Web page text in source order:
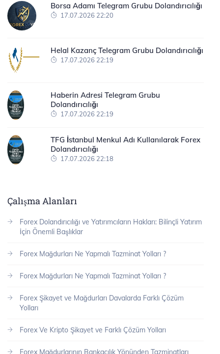
Borsa Adamı Telegram Grubu Dolandırıcılığı
17.07.2026 22:20
Helal Kazanç Telegram Grubu Dolandırıcılığı
17.07.2026 22:19
Haberin Adresi Telegram Grubu
Dolandırıcılığı
17.07.2026 22:19
TFG İstanbul Menkul Adı Kullanılarak Forex
Dolandırıcılığı
17.07.2026 22:18
Çalışma Alanları
Forex Dolandırıcılığı ve Yatırımcıların Hakları: Bilinçli Yatırım
İçin Önemli Başlıklar
Forex Mağdurları Ne Yapmalı Tazminat Yolları ?
Forex Mağdurları Ne Yapmalı Tazminat Yolları ?
Forex Şikayet ve Mağdurları Davalarda Farklı Çözüm
Yolları
Forex Ve Kripto Şikayet ve Farklı Çözüm Yolları